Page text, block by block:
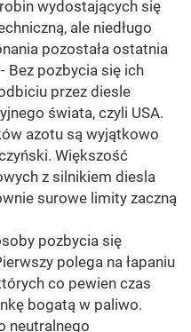
wydostających się
ale niedługo
pozostała ostatnia
Bez pozbycia się ich
przez diesle
świata, czyli USA.
azotu są wyjątkowo
Większość
z silnikiem diesla
surowe limity zaczną
pozbycia się
polega na łapaniu
co pewien czas
bogatą w paliwo.
neutralnego